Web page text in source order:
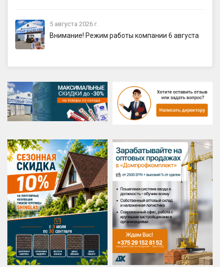
5 августа 2026 г.
Внимание! Режим работы компании 6 августа